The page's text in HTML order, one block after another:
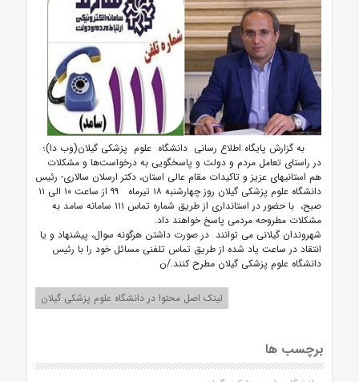
به گزارش پایگاه اطلاع رسانی دانشگاه علوم پزشکی گیلان(وب دا)؛
در راستای تعامل مردم و دولت و پاسخگویی به درخواست‌ها و مشکلات
هم استانیهای عزیز و تاکیدات مقام عالی استان، دکتر ارسلان سالاری- رئیس
دانشگاه علوم پزشکی گیلان روز چهارشنبه ۱۸ تیرماه ۹۹ از ساعت ۱۰ الی ۱۱
صبح، با حضور در استانداری از طریق شماره تماس ۱۱۱ سامانه سامد به
مشکلات مطروحه مردمی پاسخ خواهند داد.
شهروندان گیلانی می توانند در صورت داشتن هرگونه سوال، پیشنهاد و یا
انتقاد در ساعت یاد شده از طریق تماس تلفنی مسائل خود را با رئیس
دانشگاه علوم پزشکی گیلان مطرح کنند./ن
لینک اصل محتوا در دانشگاه علوم پزشکی گیلان
برچسب ها